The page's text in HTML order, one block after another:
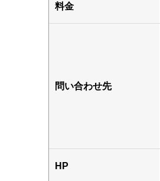
料金
問い合わせ先
HP